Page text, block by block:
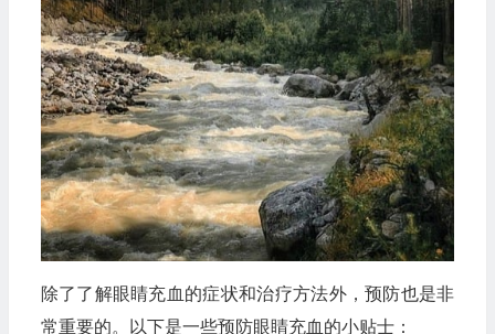
除了了解眼睛充血的症状和治疗方法外，预防也是非
常重要的。以下是一些预防眼睛充血的小贴士：